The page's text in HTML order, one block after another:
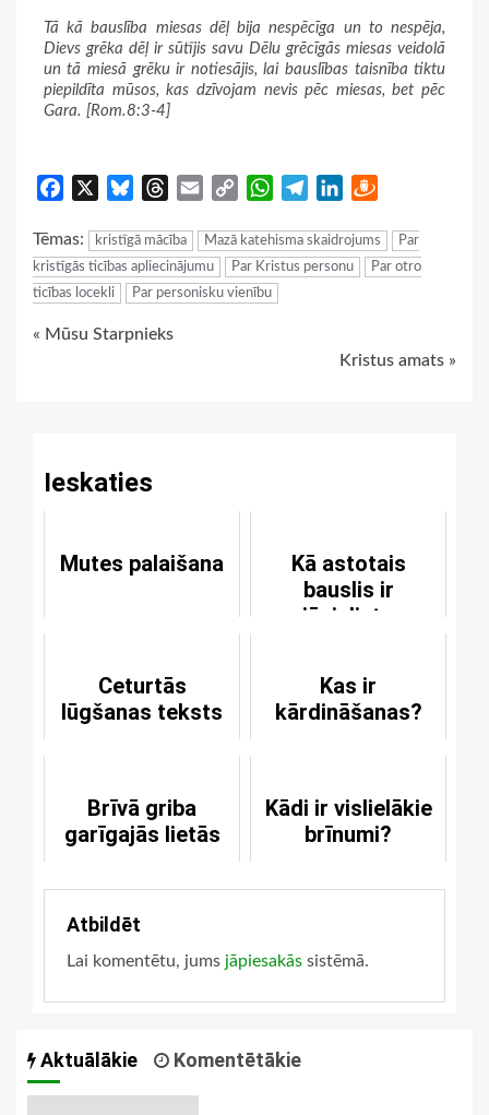
Tā kā bauslība miesas dēļ bija nespēcīga un to nespēja,
Dievs grēka dēļ ir sūtījis savu Dēlu grēcīgās miesas veidolā
un tā miesā grēku ir notiesājis, lai bauslības taisnība tiktu
piepildīta mūsos, kas dzīvojam nevis pēc miesas, bet pēc
Gara. [Rom.8:3-4]
Facebook BlueskyThreads
Email
Copy
WhatsApp
TelegramLinkedIn
Tēmas: kristīgā mācība Mazā katehisma skaidrojums
Par
kristīgās ticības apliecinājumu
Par Kristus personu
Par otro
ticības locekli
Par personisku vienību
Continue
« Mūsu Starpnieks
Kristus amats »
Ieskaties
Mutes palaišana
Kā astotais
bauslis ir
jāpielieto
Ceturtās
lūgšanas teksts
Kas ir
kārdināšanas?
Brīvā griba
garīgajās lietās
Kādi ir vislielākie
brīnumi?
Atbildēt
Lai komentētu, jums jāpiesakās sistēmā.
Aktuālākie Komentētākie